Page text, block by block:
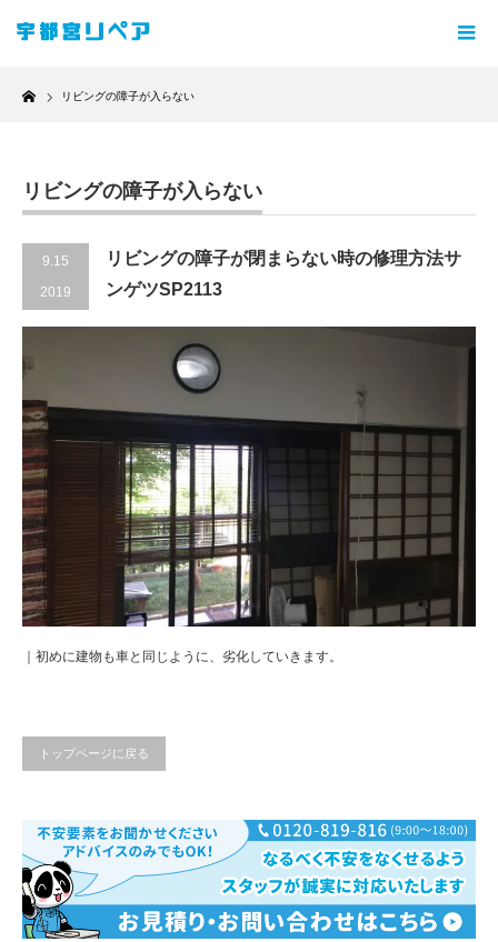
Home
リビングの障子が入らない
リビングの障子が入らない
9.15
2019
リビングの障子が閉まらない時の修理方法サ
ンゲツSP2113
｜初めに建物も車と同じように、劣化していきます。
トップページに戻る